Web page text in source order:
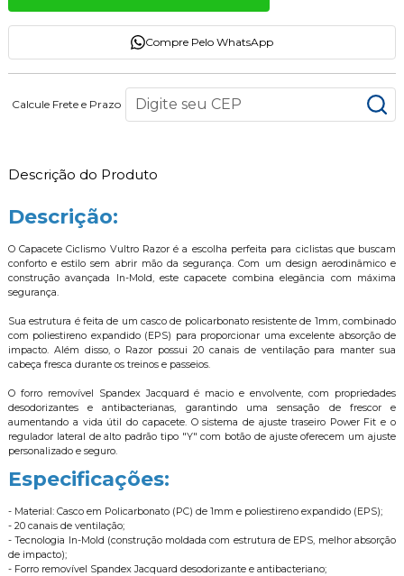
Compre Pelo WhatsApp
Calcule Frete e Prazo
Descrição do Produto
Descrição:
O Capacete Ciclismo Vultro Razor é a escolha perfeita para ciclistas que buscam
conforto e estilo sem abrir mão da segurança. Com um design aerodinâmico e
construção avançada In-Mold, este capacete combina elegância com máxima
segurança.
Sua estrutura é feita de um casco de policarbonato resistente de 1mm, combinado
com poliestireno expandido (EPS) para proporcionar uma excelente absorção de
impacto. Além disso, o Razor possui 20 canais de ventilação para manter sua
cabeça fresca durante os treinos e passeios.
O forro removível Spandex Jacquard é macio e envolvente, com propriedades
desodorizantes e antibacterianas, garantindo uma sensação de frescor e
aumentando a vida útil do capacete. O sistema de ajuste traseiro Power Fit e o
regulador lateral de alto padrão tipo "Y" com botão de ajuste oferecem um ajuste
personalizado e seguro.
Especificações:
- Material: Casco em Policarbonato (PC) de 1mm e poliestireno expandido (EPS);
- 20 canais de ventilação;
- Tecnologia In-Mold (construção moldada com estrutura de EPS, melhor absorção
de impacto);
- Forro removível Spandex Jacquard desodorizante e antibacteriano;